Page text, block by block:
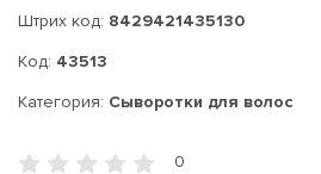
Штрих код: 8429421435130
Код: 43513
Категория: Сыворотки для волос
0